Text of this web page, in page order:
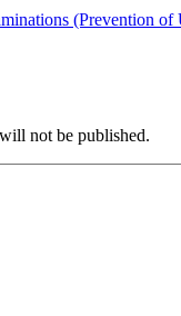
(Prevention of
not be published.